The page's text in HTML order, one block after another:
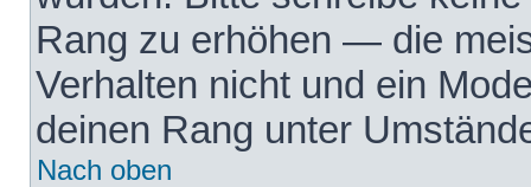
Rang zu erhöhen — die
Verhalten nicht und ein
deinen Rang unter
Nach oben